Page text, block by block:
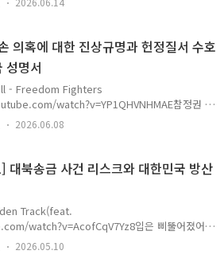
스스로 자초한 결과이다. 이재명은 미국을 멀리
고 있다. 참정권은 헌법이 보장하고 있는 대한민
수호하지 않는 대한민국 대통령은 마땅히 탄핵되
너지는 이재명 Part3. 재선거 결정 회피를 위
이번 포스팅은 필자가 이재명에게 마지막으로
의혹에 대한 진상규명과 헌정질서 수호
성명서
- Freedom Fighters
watch?v=YP1QHVNHMAE참정권 훼
민국 국민들께 영원한 경외와 존경을 표한다. 제
의혹에 대한 진상규명과 헌정질서 수호를 촉구하
참정권 회복을 위한 재선거 촉구 본문개스피는
방선거) 과정에서 제기된 투표용지 부족 사태를
의 헌법상 참정권에 직결되는 중대한 사안으로
로서 정치적 의사를 표현하..
2026.06.08
북송금 사건 리스크와 대한민국 방산
Track(feat.
watch?v=AcofCqV7Yz8입은 삐뚤어졌어도
지는 이재명 시리즈로 기획하였다. 지금 이재명
보이기 시작하고 있다. 필자는 이 점을 하나하나
2026.05.10